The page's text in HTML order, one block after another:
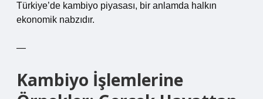
Türkiye’de kambiyo piyasası, bir anlamda halkın
ekonomik nabzıdır.
—
Kambiyo İşlemlerine